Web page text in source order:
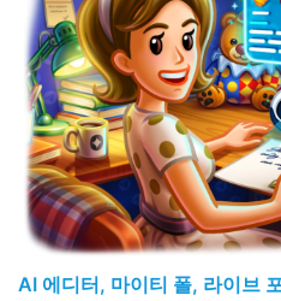
AI 에디터, 마이티 폴, 라이브